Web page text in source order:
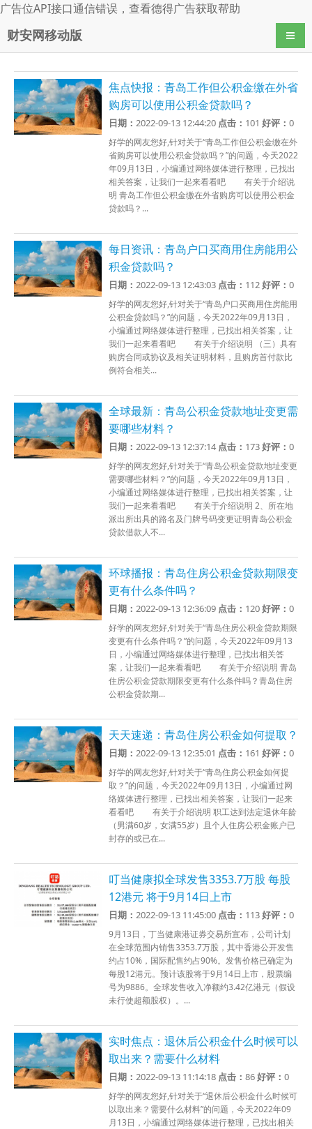
广告位API接口通信错误，查看德得广告获取帮助
财安网移动版 导航
焦点快报：青岛工作但公积金缴在外省
购房可以使用公积金贷款吗？
日期：2022-09-13 12:44:20 点击： 101好评：0
好学的网友您好,针对关于“青岛工作但公积金缴在外
省购房可以使用公积金贷款吗？”的问题，今天2022
年09月13日，小编通过网络媒体进行整理，已找出
相关答案，让我们一起来看看吧 有关于介绍说
明 青岛工作但公积金缴在外省购房可以使用公积金
贷款吗？...
每日资讯：青岛户口买商用住房能用公
积金贷款吗？
日期：2022-09-13 12:43:03 点击： 112好评：0
好学的网友您好,针对关于“青岛户口买商用住房能用
公积金贷款吗？”的问题，今天2022年09月13日，
小编通过网络媒体进行整理，已找出相关答案，让
我们一起来看看吧 有关于介绍说明 （三）具有
购房合同或协议及相关证明材料，且购房首付款比
例符合相关...
全球最新：青岛公积金贷款地址变更需
要哪些材料？
日期：2022-09-13 12:37:14 点击： 173好评：0
好学的网友您好,针对关于“青岛公积金贷款地址变更
需要哪些材料？”的问题，今天2022年09月13日，
小编通过网络媒体进行整理，已找出相关答案，让
我们一起来看看吧 有关于介绍说明 2、所在地
派出所出具的路名及门牌号码变更证明青岛公积金
贷款借款人不...
环球播报：青岛住房公积金贷款期限变
更有什么条件吗？
日期：2022-09-13 12:36:09 点击： 120好评：0
好学的网友您好,针对关于“青岛住房公积金贷款期限
变更有什么条件吗？”的问题，今天2022年09月13
日，小编通过网络媒体进行整理，已找出相关答
案，让我们一起来看看吧 有关于介绍说明 青岛
住房公积金贷款期限变更有什么条件吗？青岛住房
公积金贷款期...
天天速递：青岛住房公积金如何提取？
日期：2022-09-13 12:35:01 点击： 161好评：0
好学的网友您好,针对关于“青岛住房公积金如何提
取？”的问题，今天2022年09月13日，小编通过网
络媒体进行整理，已找出相关答案，让我们一起来
看看吧 有关于介绍说明 职工达到法定退休年龄
（男满60岁，女满55岁）且个人住房公积金账户已
封存的或已在...
叮当健康拟全球发售3353.7万股 每股
12港元 将于9月14日上市
日期：2022-09-13 11:45:00 点击： 113好评：0
9月13日，丁当健康港证券交易所宣布，公司计划
在全球范围内销售3353.7万股，其中香港公开发售
约占10%，国际配售约占90%。发售价格已确定为
每股12港元。预计该股将于9月14日上市，股票编
号为9886。全球发售收入净额约3.42亿港元（假设
未行使超额股权）。...
实时焦点：退休后公积金什么时候可以
取出来？需要什么材料
日期：2022-09-13 11:14:18 点击：86好评：0
好学的网友您好,针对关于“退休后公积金什么时候可
以取出来？需要什么材料”的问题，今天2022年09
月13日，小编通过网络媒体进行整理，已找出相关